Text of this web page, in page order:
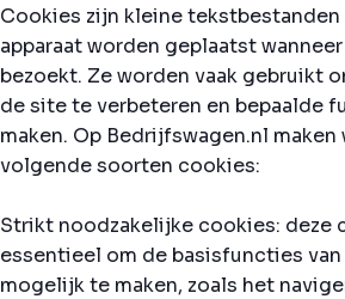
Cookies zijn kleine
apparaat worden geplaatst
bezoekt. Ze worden vaak gebruikt
de site te verbeteren en bepaalde
maken. Op Bedrijfswagen.nl maken
volgende soorten cookies:
Strikt noodzakelijke cookies: deze
essentieel om de basisfuncties
mogelijk te maken, zoals het